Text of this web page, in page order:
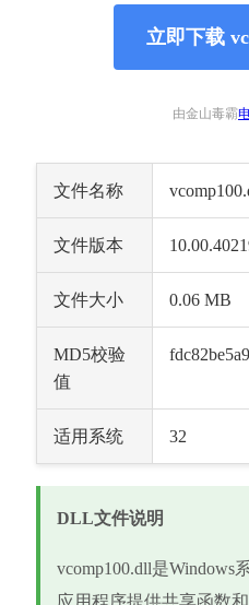
立即下载
由金山毒霸
文件名称
文件版本
文件大小 0.06 MB
MD5校验
值
适用系统 32
DLL文件说明
vcomp100.dll是Windows
应用程序提供共享函数和